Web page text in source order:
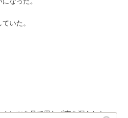
いた。
レツを見て思わず声を漏らした。